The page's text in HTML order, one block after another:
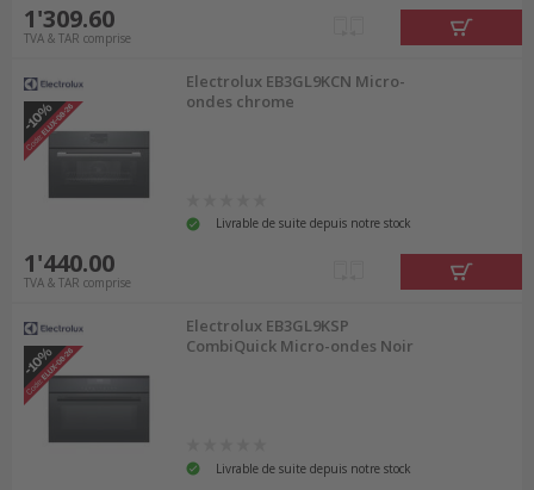
1'309.60
TVA & TAR comprise
Electrolux EB3GL9KCN Micro-
ondes chrome
Livrable de suite depuis notre stock
1'440.00
TVA & TAR comprise
Electrolux EB3GL9KSP
CombiQuick Micro-ondes Noir
Livrable de suite depuis notre stock